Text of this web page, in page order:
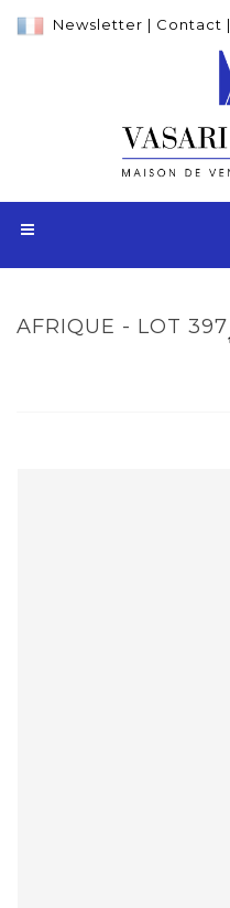
Newsletter | Contact |
AFRIQUE - LOT 397